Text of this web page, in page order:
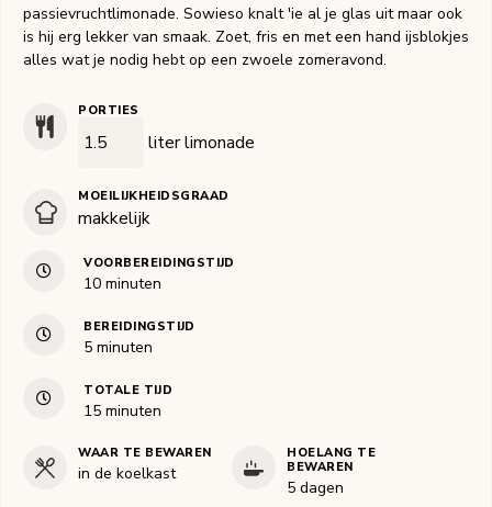
passievruchtlimonade. Sowieso knalt 'ie al je glas uit maar ook
is hij erg lekker van smaak. Zoet, fris en met een hand ijsblokjes
alles wat je nodig hebt op een zwoele zomeravond.
PORTIES
liter limonade
MOEILIJKHEIDSGRAAD
makkelijk
VOORBEREIDINGSTIJD
10minuten
minuten
BEREIDINGSTIJD
5minuten
minuten
TOTALE TIJD
15minuten
minuten
WAAR TE BEWAREN
in de koelkast
HOELANG TE
BEWAREN
5 dagen